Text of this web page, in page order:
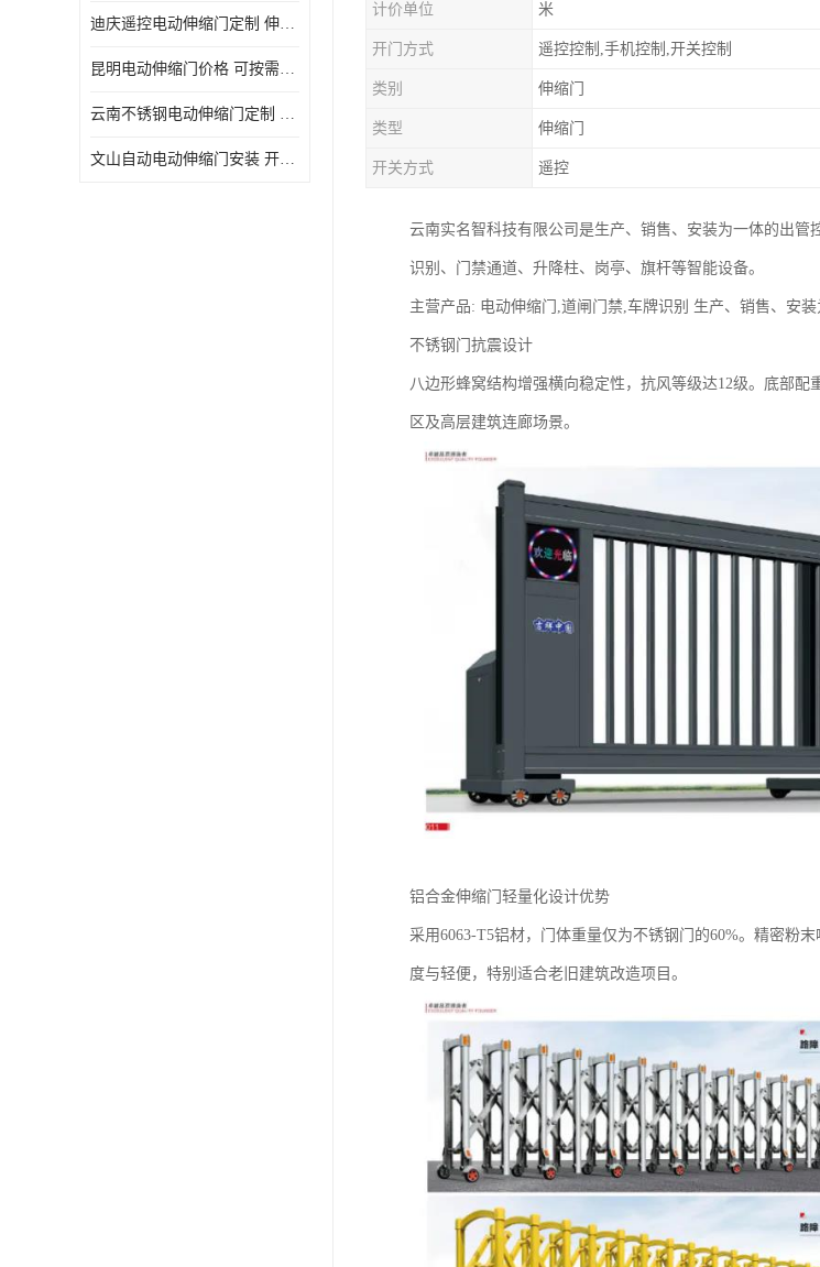
迪庆遥控电动伸缩门定制 伸缩结构设计
昆明电动伸缩门价格 可按需定制
云南不锈钢电动伸缩门定制 自动化操作
文山自动电动伸缩门安装 开启后占用空间小
计价单位 米
开门方式 遥控控制,手机控制,开关控制
类别 伸缩门
类型 伸缩门
开关方式 遥控
云南实名智科技有限公司是生产、销售、安装为一体的出
识别、门禁通道、升降柱、岗亭、旗杆等智能设备。
主营产品: 电动伸缩门,道闸门禁,车牌识别 生产、销售、安装
不锈钢门抗震设计‌
八边形蜂窝结构增强横向稳定性，抗风等级达12级。底部
区及高层建筑连廊场景。
铝合金伸缩门轻量化设计优势‌
采用6063-T5铝材，门体重量仅为不锈钢门的60%。精密粉
度与轻便，特别适合老旧建筑改造项目。